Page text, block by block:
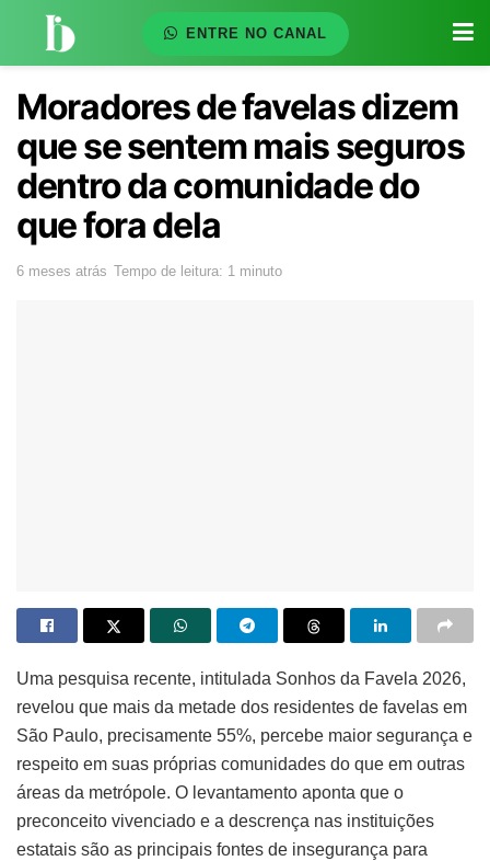
ENTRE NO CANAL
Moradores de favelas dizem
que se sentem mais seguros
dentro da comunidade do
que fora dela
6 meses atrás Tempo de leitura: 1 minuto
Uma pesquisa recente, intitulada Sonhos da Favela 2026,
revelou que mais da metade dos residentes de favelas em
São Paulo, precisamente 55%, percebe maior segurança e
respeito em suas próprias comunidades do que em outras
áreas da metrópole. O levantamento aponta que o
preconceito vivenciado e a descrença nas instituições
estatais são as principais fontes de insegurança para